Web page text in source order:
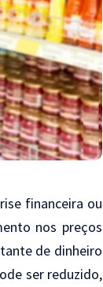
financeira ou
nos preços
de dinheiro
ser reduzido,